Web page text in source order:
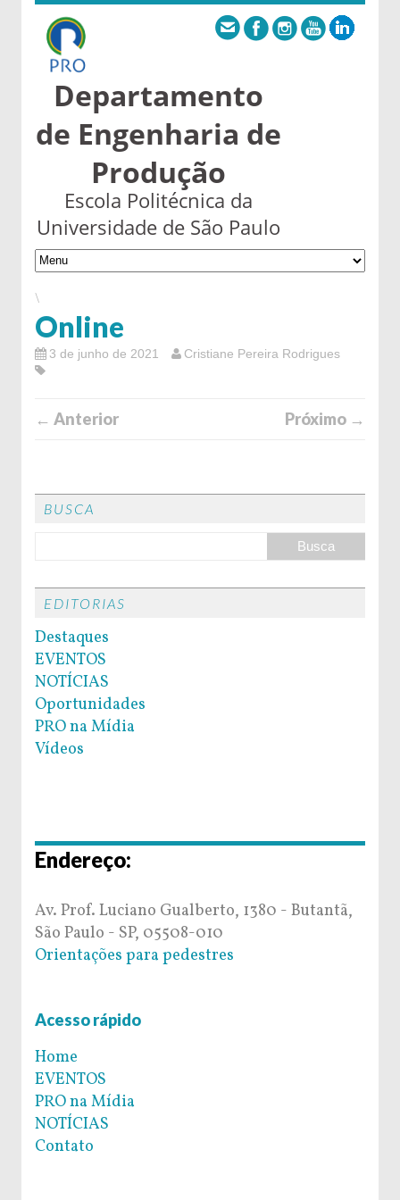
Departamento
de Engenharia de
Produção
Escola Politécnica da
Universidade de São Paulo
\
Online
3 de junho de 2021 Cristiane Pereira Rodrigues
← Anterior Próximo →
BUSCA
EDITORIAS
Destaques
EVENTOS
NOTÍCIAS
Oportunidades
PRO na Mídia
Vídeos
Endereço:
Av. Prof. Luciano Gualberto, 1380 - Butantã,
São Paulo - SP, 05508-010
Orientações para pedestres
Acesso rápido
Home
EVENTOS
PRO na Mídia
NOTÍCIAS
Contato